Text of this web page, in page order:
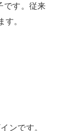
です。従来
。
ンです。